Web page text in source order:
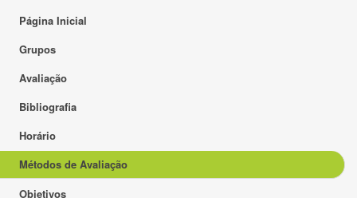
Página Inicial
Grupos
Avaliação
Bibliografia
Horário
Métodos de Avaliação
Objetivos